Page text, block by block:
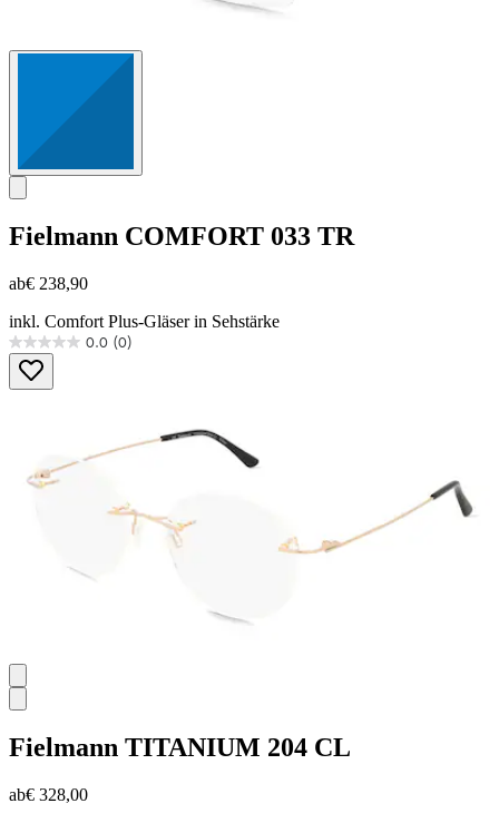
Fielmann COMFORT 033 TR
ab€ 238,90
inkl. Comfort Plus-Gläser in Sehstärke
0.0 (0)
0.0
von
5
Fielmann TITANIUM 204 CL
ab€ 328,00